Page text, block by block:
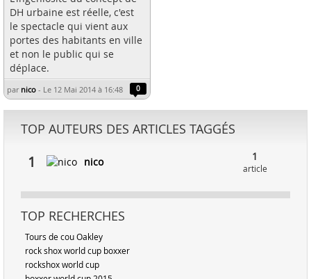
DH urbaine est réelle, c'est
le spectacle qui vient aux
portes des habitants en ville
et non le public qui se
déplace.
par nico - Le 12 Mai 2014 à 16:48 0
TOP AUTEURS DES ARTICLES TAGGÉS
1 nico 1
article
TOP RECHERCHES
Tours de cou Oakley
rock shox world cup boxxer
rockshox world cup